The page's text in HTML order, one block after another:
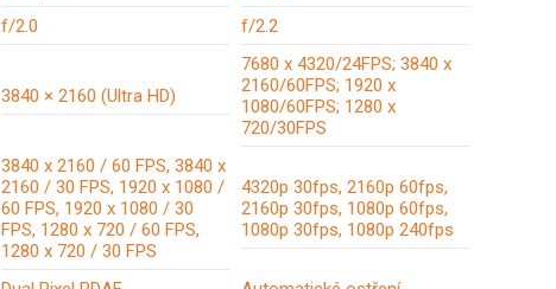
f/2.0 f/2.2
3840 × 2160 (Ultra HD)
7680 x 4320/24FPS; 3840 x
2160/60FPS; 1920 x
1080/60FPS; 1280 x
720/30FPS
3840 x 2160 / 60 FPS, 3840 x
2160 / 30 FPS, 1920 x 1080 /
60 FPS, 1920 x 1080 / 30
FPS, 1280 x 720 / 60 FPS,
1280 x 720 / 30 FPS
4320p 30fps, 2160p 60fps,
2160p 30fps, 1080p 60fps,
1080p 30fps, 1080p 240fps